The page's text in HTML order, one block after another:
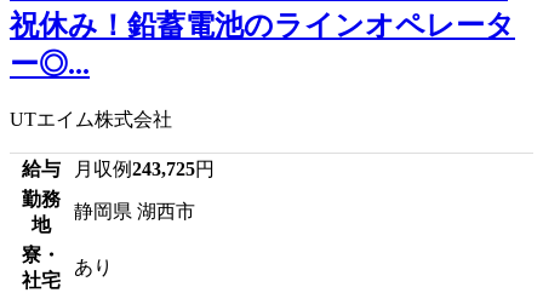
祝休み！鉛蓄電池のラインオペレータ
ー◎...
UTエイム株式会社
給与 月収例243,725円
勤務
地
静岡県 湖西市
寮・
社宅
あり